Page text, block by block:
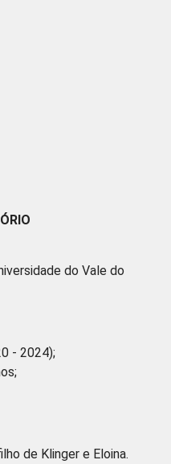
do Vale do
- 2024);
de Klinger e Eloina.